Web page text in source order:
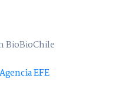
BioBioChile
Agencia EFE